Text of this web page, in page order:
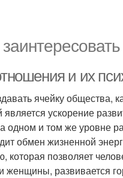
и их
ячейку общества,
является ускорение
одном и том же уровне
обмен жизненной
которая позволяет
женщины, развивается